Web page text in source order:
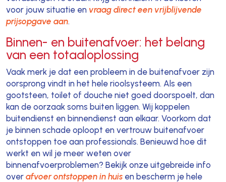
voor jouw situatie en vraag direct een vrijblijvende
prijsopgave aan.
Binnen- en buitenafvoer: het belang
van een totaaloplossing
Vaak merk je dat een probleem in de buitenafvoer zijn
oorsprong vindt in het hele rioolsysteem. Als een
gootsteen, toilet of douche niet goed doorspoelt, dan
kan de oorzaak soms buiten liggen. Wij koppelen
buitendienst en binnendienst aan elkaar. Voorkom dat
je binnen schade oploopt en vertrouw buitenafvoer
ontstoppen toe aan professionals. Benieuwd hoe dit
werkt en wil je meer weten over
binnenafvoerproblemen? Bekijk onze uitgebreide info
over afvoer ontstoppen in huisen bescherm je hele